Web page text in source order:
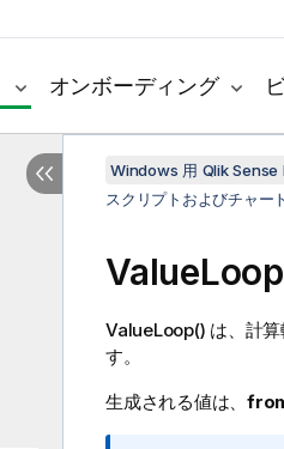
オンボーディング
Windows 用 Qlik
スクリプトおよびチャー
ValueLoop
ValueLoop() は、計
す。
生成される値は、